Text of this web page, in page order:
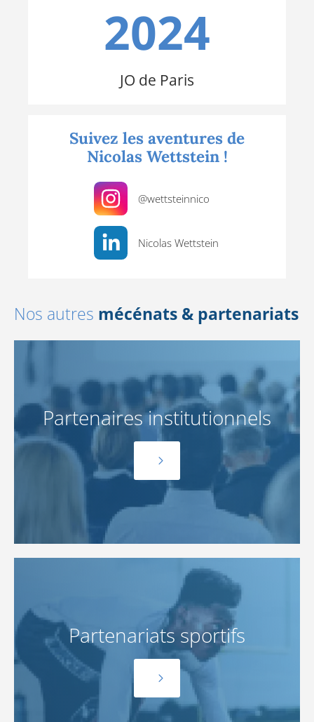
2024
JO de Paris
Suivez les aventures de
Nicolas Wettstein !
@wettsteinnico
Nicolas Wettstein
Nos autres mécénats & partenariats
Partenaires institutionnels
Partenariats sportifs